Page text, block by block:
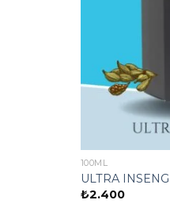
100ML
ULTRA
₺2.400